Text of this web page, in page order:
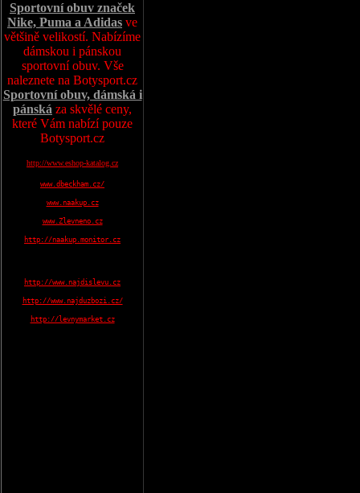
Sportovní obuv značek
Nike, Puma a Adidas ve
většině velikostí. Nabízíme
dámskou i pánskou
sportovní obuv. Vše
naleznete na Botysport.cz
Sportovní obuv, dámská i
pánská za skvělé ceny,
které Vám nabízí pouze
Botysport.cz
http://www.eshop-katalog.cz
www.dbeckham.cz/
www.naakup.cz
www.Zlevneno.cz
http://naakup.monitor.cz
http://www.najdislevu.cz
http://www.najduzbozi.cz/
http://levnymarket.cz